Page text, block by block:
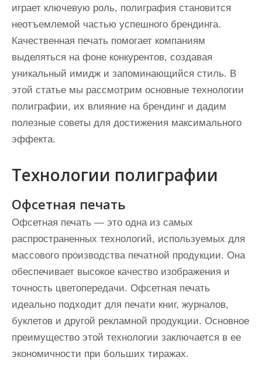
играет ключевую роль, полиграфия становится
неотъемлемой частью успешного брендинга.
Качественная печать помогает компаниям
выделяться на фоне конкурентов, создавая
уникальный имидж и запоминающийся стиль. В
этой статье мы рассмотрим основные технологии
полиграфии, их влияние на брендинг и дадим
полезные советы для достижения максимального
эффекта.
Технологии полиграфии
Офсетная печать
Офсетная печать — это одна из самых
распространенных технологий, используемых для
массового производства печатной продукции. Она
обеспечивает высокое качество изображения и
точность цветопередачи. Офсетная печать
идеально подходит для печати книг, журналов,
буклетов и другой рекламной продукции. Основное
преимущество этой технологии заключается в ее
экономичности при больших тиражах.